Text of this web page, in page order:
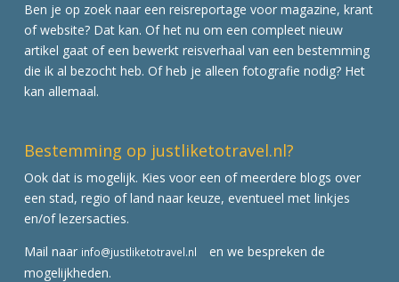
Ben je op zoek naar een reisreportage voor magazine, krant
of website? Dat kan. Of het nu om een compleet nieuw
artikel gaat of een bewerkt reisverhaal van een bestemming
die ik al bezocht heb. Of heb je alleen fotografie nodig? Het
kan allemaal.
Bestemming op justliketotravel.nl?
Ook dat is mogelijk. Kies voor een of meerdere blogs over
een stad, regio of land naar keuze, eventueel met linkjes
en/of lezersacties.
Mail naar info@justliketotravel.nl
en we bespreken de
mogelijkheden.